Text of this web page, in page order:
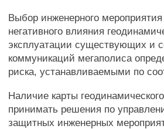
Выбор инженерного
негативного влияния
эксплуатации существующих и
коммуникаций мегаполиса
риска, устанавливаемыми по
Наличие карты
принимать решения по
защитных инженерных